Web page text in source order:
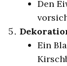
Den
Ein